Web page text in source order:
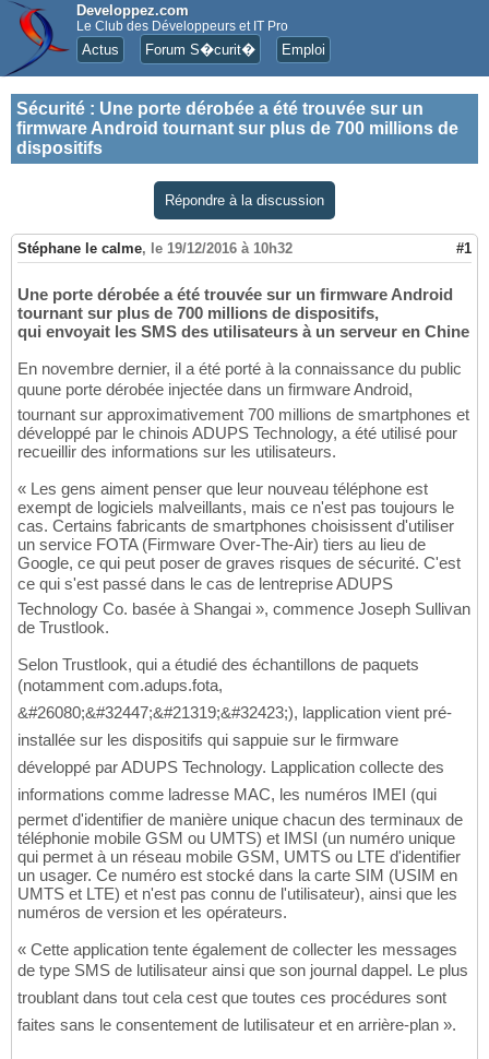
Developpez.com
Le Club des Développeurs et IT Pro
Actus Forum S�curit� Emploi
Sécurité : Une porte dérobée a été trouvée sur un
firmware Android tournant sur plus de 700 millions de
dispositifs
Répondre à la discussion
Stéphane le calme, le 19/12/2016 à 10h32 #1
Une porte dérobée a été trouvée sur un firmware Android
tournant sur plus de 700 millions de dispositifs,
qui envoyait les SMS des utilisateurs à un serveur en Chine
En novembre dernier, il a été porté à la connaissance du public
quune porte dérobée injectée dans un firmware Android,
tournant sur approximativement 700 millions de smartphones et
développé par le chinois ADUPS Technology, a été utilisé pour
recueillir des informations sur les utilisateurs.
« Les gens aiment penser que leur nouveau téléphone est
exempt de logiciels malveillants, mais ce n'est pas toujours le
cas. Certains fabricants de smartphones choisissent d'utiliser
un service FOTA (Firmware Over-The-Air) tiers au lieu de
Google, ce qui peut poser de graves risques de sécurité. C'est
ce qui s'est passé dans le cas de lentreprise ADUPS
Technology Co. basée à Shangai », commence Joseph Sullivan
de Trustlook.
Selon Trustlook, qui a étudié des échantillons de paquets
(notamment com.adups.fota,
&#26080;&#32447;&#21319;&#32423;), lapplication vient pré-
installée sur les dispositifs qui sappuie sur le firmware
développé par ADUPS Technology. Lapplication collecte des
informations comme ladresse MAC, les numéros IMEI (qui
permet d'identifier de manière unique chacun des terminaux de
téléphonie mobile GSM ou UMTS) et IMSI (un numéro unique
qui permet à un réseau mobile GSM, UMTS ou LTE d'identifier
un usager. Ce numéro est stocké dans la carte SIM (USIM en
UMTS et LTE) et n'est pas connu de l'utilisateur), ainsi que les
numéros de version et les opérateurs.
« Cette application tente également de collecter les messages
de type SMS de lutilisateur ainsi que son journal dappel. Le plus
troublant dans tout cela cest que toutes ces procédures sont
faites sans le consentement de lutilisateur et en arrière-plan ».